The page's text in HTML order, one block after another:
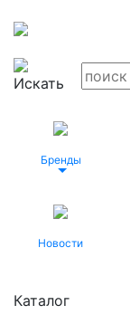
Бренды
Новости
Каталог